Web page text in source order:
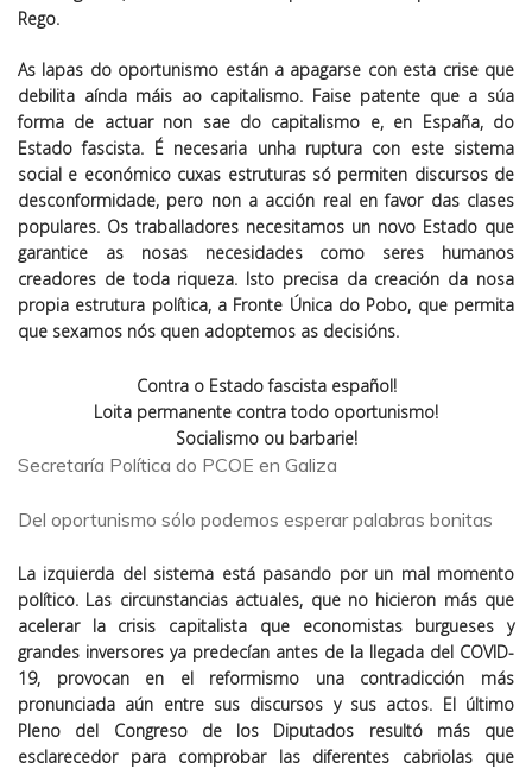
Rego.
As lapas do oportunismo están a apagarse con esta crise que
debilita aínda máis ao capitalismo. Faise patente que a súa
forma de actuar non sae do capitalismo e, en España, do
Estado fascista. É necesaria unha ruptura con este sistema
social e económico cuxas estruturas só permiten discursos de
desconformidade, pero non a acción real en favor das clases
populares. Os traballadores necesitamos un novo Estado que
garantice as nosas necesidades como seres humanos
creadores de toda riqueza. Isto precisa da creación da nosa
propia estrutura política, a Fronte Única do Pobo, que permita
que sexamos nós quen adoptemos as decisións.
Contra o Estado fascista español!
Loita permanente contra todo oportunismo!
Socialismo ou barbarie!
Secretaría Política do PCOE en Galiza
Del oportunismo sólo podemos esperar palabras bonitas
La izquierda del sistema está pasando por un mal momento
político. Las circunstancias actuales, que no hicieron más que
acelerar la crisis capitalista que economistas burgueses y
grandes inversores ya predecían antes de la llegada del COVID-
19, provocan en el reformismo una contradicción más
pronunciada aún entre sus discursos y sus actos. El último
Pleno del Congreso de los Diputados resultó más que
esclarecedor para comprobar las diferentes cabriolas que